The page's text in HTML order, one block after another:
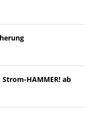
HAMMER! ab